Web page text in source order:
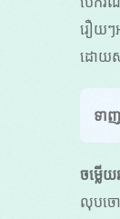
រឿយៗ
ដោយសុ
ទា
ចម្លើ
លុបចោ